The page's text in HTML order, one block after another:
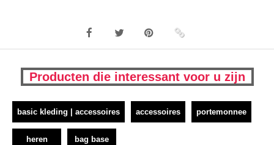
Producten die interessant voor u zijn
basic kleding | accessoires accessoires portemonnee
heren bag base